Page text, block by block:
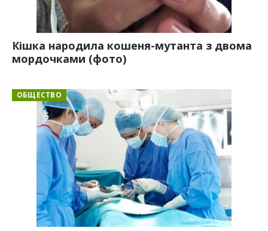
Кішка народила кошеня-мутанта з двома
мордочками (фото)
ОБЩЕСТВО